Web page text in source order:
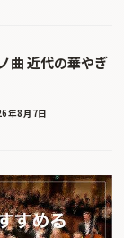
曲 近代の華やぎ
年8月7日